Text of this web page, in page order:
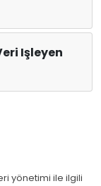
Işleyen
yönetimi ile ilgili